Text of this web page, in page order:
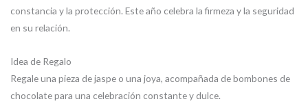
constancia y la protección. Este año celebra la firmeza y la seguridad
en su relación.
Idea de Regalo
Regale una pieza de jaspe o una joya, acompañada de bombones de
chocolate para una celebración constante y dulce.